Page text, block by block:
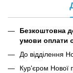
Безкоштовна
умови оплати
До відділення
Кур'єром Нової